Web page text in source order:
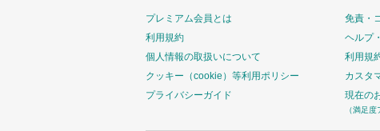
プレミアム会員とは
利用規約
個人情報の取扱いについて
クッキー（cookie）等利用ポリシー
プライバシーガイド
免責・
ヘルプ
利用規
カスタ
現在の
（満足